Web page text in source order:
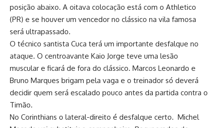
posição abaixo. A oitava colocação está com o Athletico
(PR) e se houver um vencedor no clássico na vila famosa
será ultrapassado.
O técnico santista Cuca terá um importante desfalque no
ataque. O centroavante Kaio Jorge teve uma lesão
muscular e ficará de fora do clássico. Marcos Leonardo e
Bruno Marques brigam pela vaga e o treinador só deverá
decidir quem será escalado pouco antes da partida contra o
Timão.
No Corinthians o lateral-direito é desfalque certo. Michel